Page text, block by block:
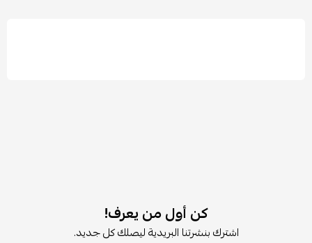
كن أول من يعرف!
اشترك بنشرتنا البريدية ليصلك كل جديد.